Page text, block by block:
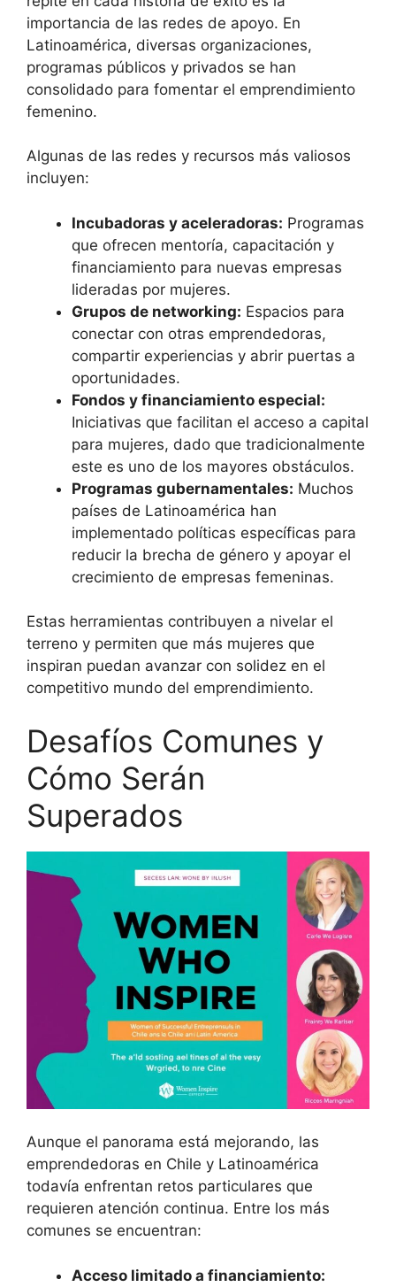
importancia de las redes de apoyo. En
Latinoamérica, diversas organizaciones,
programas públicos y privados se han
consolidado para fomentar el emprendimiento
femenino.
Algunas de las redes y recursos más valiosos
incluyen:
Incubadoras y aceleradoras: Programas
que ofrecen mentoría, capacitación y
financiamiento para nuevas empresas
lideradas por mujeres.
Grupos de networking: Espacios para
conectar con otras emprendedoras,
compartir experiencias y abrir puertas a
oportunidades.
Fondos y financiamiento especial:
Iniciativas que facilitan el acceso a capital
para mujeres, dado que tradicionalmente
este es uno de los mayores obstáculos.
Programas gubernamentales: Muchos
países de Latinoamérica han
implementado políticas específicas para
reducir la brecha de género y apoyar el
crecimiento de empresas femeninas.
Estas herramientas contribuyen a nivelar el
terreno y permiten que más mujeres que
inspiran puedan avanzar con solidez en el
competitivo mundo del emprendimiento.
Desafíos Comunes y
Cómo Serán
Superados
Aunque el panorama está mejorando, las
emprendedoras en Chile y Latinoamérica
todavía enfrentan retos particulares que
requieren atención continua. Entre los más
comunes se encuentran:
Acceso limitado a financiamiento: